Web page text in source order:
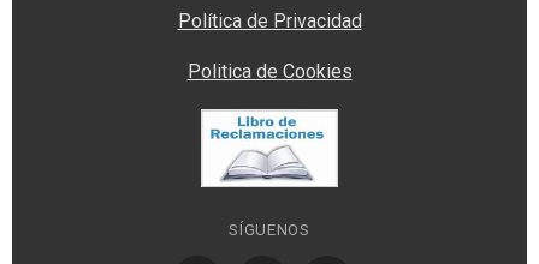
Política de Privacidad
Politica de Cookies
SÍGUENOS